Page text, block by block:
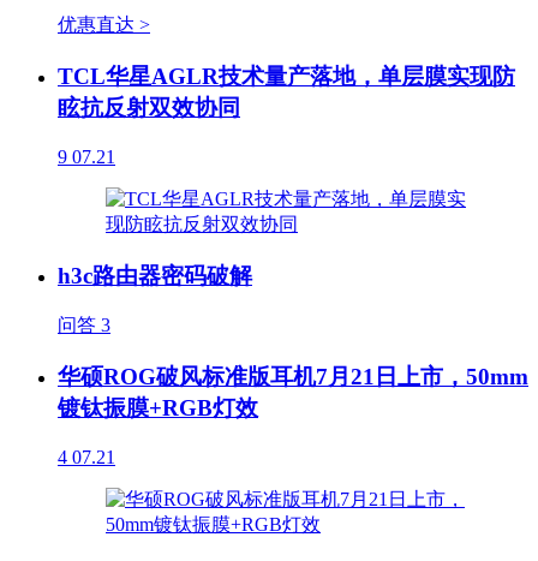
优惠直达 >
TCL华星AGLR技术量产落地，单层膜实现防
眩抗反射双效协同
9 07.21
h3c路由器密码破解
问答 3
华硕ROG破风标准版耳机7月21日上市，50mm
镀钛振膜+RGB灯效
4 07.21